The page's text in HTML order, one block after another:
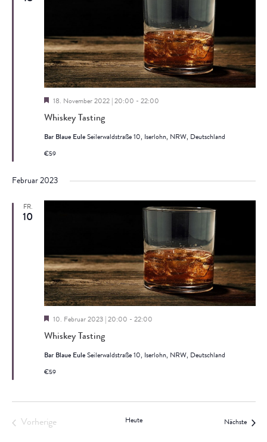
Whiskey Tasting
Hervorgehoben
18. November 2022 | 20:00 - 22:00
Bar Blaue Eule Seilerwaldstraße 10, Iserlohn, NRW, Deutschland
€59
Februar 2023
FR.
10
Whiskey Tasting
Hervorgehoben
10. Februar 2023 | 20:00 - 22:00
Bar Blaue Eule Seilerwaldstraße 10, Iserlohn, NRW, Deutschland
€59
Vorherige
Heute Nächste